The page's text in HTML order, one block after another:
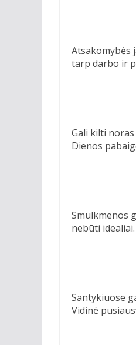
Atsakomybės
tarp darbo ir
Gali kilti
Dienos
Smulkmenos
nebūti
Santykiuose
Vidinė